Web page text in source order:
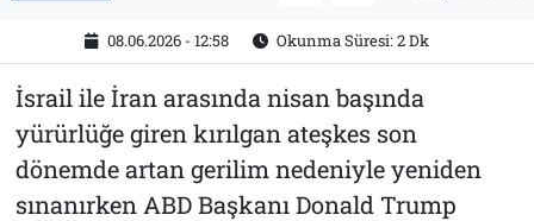
08.06.2026 - 12:58 Okunma Süresi: 2 Dk
İsrail ile İran arasında nisan başında
yürürlüğe giren kırılgan ateşkes son
dönemde artan gerilim nedeniyle yeniden
sınanırken ABD Başkanı Donald Trump